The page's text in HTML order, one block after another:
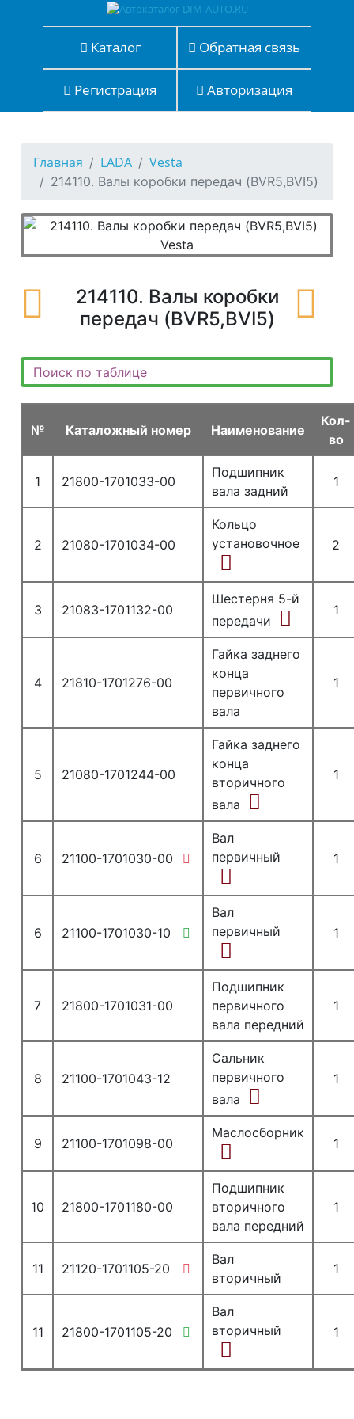
Каталог Обратная связь
Регистрация Авторизация
Главная LADA Vesta
214110. Валы коробки передач (BVR5,BVI5)
214110. Валы коробки
передач (BVR5,BVI5)
№ Каталожный номер Наименование
Кол-
во
1 21800-1701033-00
Подшипник
вала задний
1
2 21080-1701034-00
Кольцо
установочное
2
3 21083-1701132-00
Шестерня 5-й
передачи
1
4 21810-1701276-00
Гайка заднего
конца
первичного
вала
1
5 21080-1701244-00
Гайка заднего
конца
вторичного
вала
1
6 21100-1701030-00
Вал
первичный
1
6 21100-1701030-10
Вал
первичный
1
7 21800-1701031-00
Подшипник
первичного
вала передний
1
8 21100-1701043-12
Сальник
первичного
вала
1
9 21100-1701098-00
Маслосборник
1
10 21800-1701180-00
Подшипник
вторичного
вала передний
1
11 21120-1701105-20
Вал
вторичный
1
11 21800-1701105-20
Вал
вторичный
1